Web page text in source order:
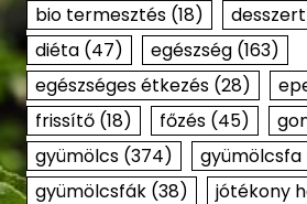
bio termesztés(18) desszert
diéta(47) egészség(163)
egészséges étkezés(28)
frissítő(18) főzés(45)
gyümölcs(374) gyümölcsfa
gyümölcsfák(38) jótékony